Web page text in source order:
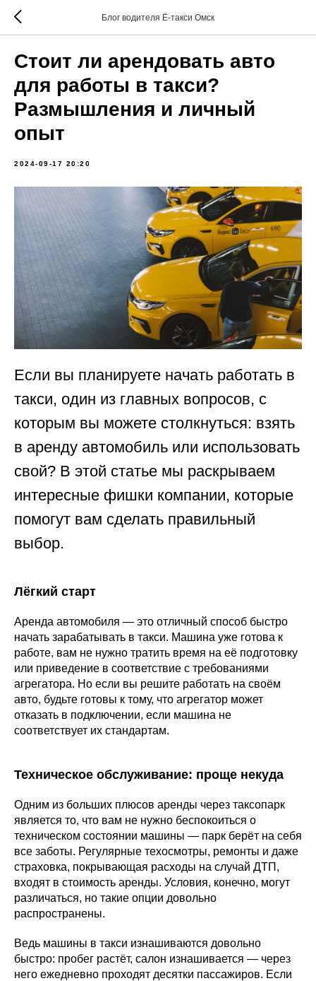
Блог водителя Ё-такси Омск
Стоит ли арендовать авто
для работы в такси?
Размышления и личный
опыт
2024-09-17 20:20
Если вы планируете начать работать в
такси, один из главных вопросов, с
которым вы можете столкнуться: взять
в аренду автомобиль или использовать
свой? В этой статье мы раскрываем
интересные фишки компании, которые
помогут вам сделать правильный
выбор.
Лёгкий старт
Аренда автомобиля — это отличный способ быстро
начать зарабатывать в такси. Машина уже готова к
работе, вам не нужно тратить время на её подготовку
или приведение в соответствие с требованиями
агрегатора. Но если вы решите работать на своём
авто, будьте готовы к тому, что агрегатор может
отказать в подключении, если машина не
соответствует их стандартам.
Техническое обслуживание: проще некуда
Одним из больших плюсов аренды через таксопарк
является то, что вам не нужно беспокоиться о
техническом состоянии машины — парк берёт на себя
все заботы. Регулярные техосмотры, ремонты и даже
страховка, покрывающая расходы на случай ДТП,
входят в стоимость аренды. Условия, конечно, могут
различаться, но такие опции довольно
распространены.
Ведь машины в такси изнашиваются довольно
быстро: пробег растёт, салон изнашивается — через
него ежедневно проходят десятки пассажиров. Если